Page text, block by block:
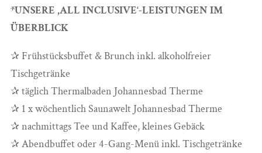
*UNSERE ,ALL INCLUSIVE‘-LEISTUNGEN IM
ÜBERBLICK
✰ Frühstücksbuffet & Brunch inkl. alkoholfreier
Tischgetränke
✰ täglich Thermalbaden Johannesbad Therme
✰ 1 x wöchentlich Saunawelt Johannesbad Therme
✰ nachmittags Tee und Kaffee, kleines Gebäck
✰ Abendbuffet oder 4-Gang-Menü inkl. Tischgetränke